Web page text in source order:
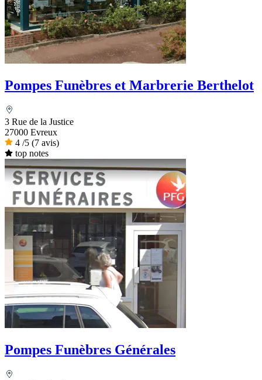
Pompes Funèbres et Marbrerie Berthelot
3 Rue de la Justice
27000 Evreux
4 /5 (7 avis)
top notes
Pompes Funèbres Générales